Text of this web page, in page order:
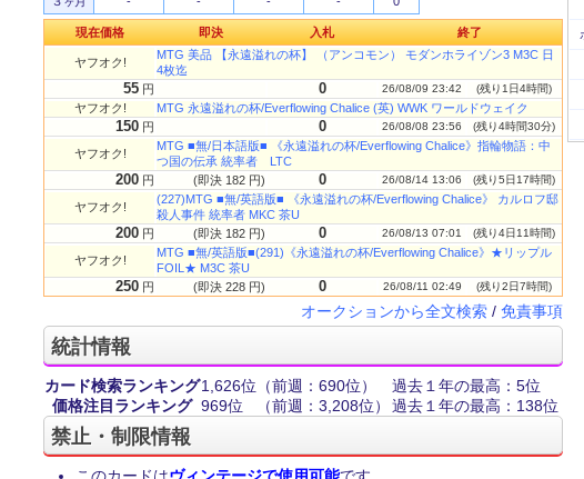
現在価格 即決 入札 終了
ヤフオク!
MTG 美品 【永遠溢れの杯】 （アンコモン） モダンホライゾン3 M3C 日
4枚迄
55 円 0 26/08/09 23:42 (残り1日4時間)
ヤフオク! MTG 永遠溢れの杯/Everflowing Chalice (英) WWK ワールドウェイク
150 円 0 26/08/08 23:56 (残り4時間30分)
ヤフオク!
MTG ■無/日本語版■ 《永遠溢れの杯/Everflowing Chalice》指輪物語：中
つ国の伝承 統率者 LTC
200 円 (即決 182 円) 0 26/08/14 13:06 (残り5日17時間)
ヤフオク!
(227)MTG ■無/英語版■ 《永遠溢れの杯/Everflowing Chalice》 カルロフ邸
殺人事件 統率者 MKC 茶U
200 円 (即決 182 円) 0 26/08/13 07:01 (残り4日11時間)
ヤフオク!
MTG ■無/英語版■(291)《永遠溢れの杯/Everflowing Chalice》★リップル
FOIL★ M3C 茶U
250 円 (即決 228 円) 0 26/08/11 02:49 (残り2日7時間)
オークションから全文検索 / 免責事項
統計情報
カード検索ランキング1,626位 （前週：690位）
過去１年の最高：5位
価格注目ランキング 969位 （前週：3,208位） 過去１年の最高：138位
禁止・制限情報